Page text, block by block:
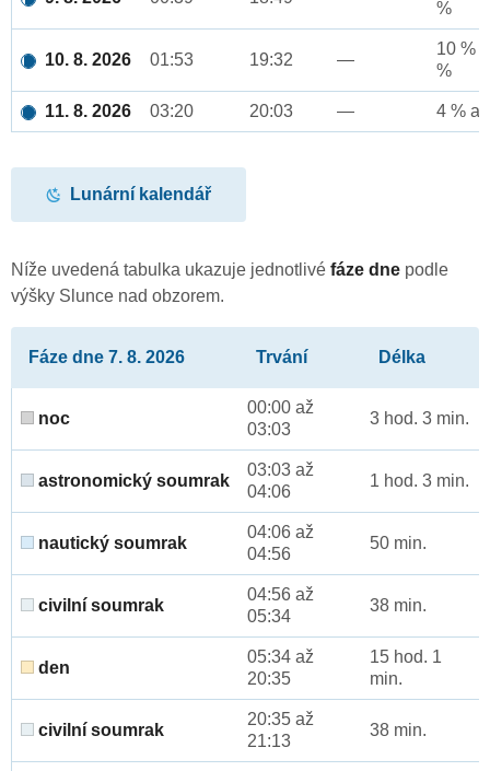
%
10. 8. 2026 01:53 19:32 —
10 %
%
11. 8. 2026 03:20 20:03 — 4 %
Lunární kalendář
Níže uvedená tabulka ukazuje jednotlivé fáze dne podle
výšky Slunce nad obzorem.
Fáze dne 7. 8. 2026 Trvání Délka
noc
00:00 až
03:03
3 hod. 3 min.
astronomický soumrak
03:03 až
04:06
1 hod. 3 min.
nautický soumrak
04:06 až
04:56
50 min.
civilní soumrak
04:56 až
05:34
38 min.
den
05:34 až
20:35
15 hod. 1
min.
civilní soumrak
20:35 až
21:13
38 min.